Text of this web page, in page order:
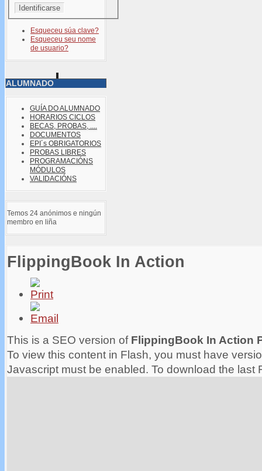
Esqueceu súa clave?
Esqueceu seu nome
de usuario?
ALUMNADO
GUÍA DO ALUMNADO
HORARIOS CICLOS
BECAS, PROBAS, ....
DOCUMENTOS
EPI´s OBRIGATORIOS
PROBAS LIBRES
PROGRAMACIÓNS
MÓDULOS
VALIDACIÓNS
Temos 24 anónimos e ningún
membro en liña
FlippingBook In Action
This is a SEO version of FlippingBook In Action
To view this content in Flash, you must have
Javascript must be enabled. To download the last